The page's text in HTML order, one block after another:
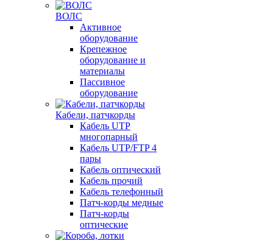
ВОЛС
Активное
оборудование
Крепежное
оборудование и
материалы
Пассивное
оборудование
Кабели, патчкорды
Кабель UTP
многопарный
Кабель UTP/FTP 4
пары
Кабель оптический
Кабель прочий
Кабель телефонный
Патч-корды медные
Патч-корды
оптические